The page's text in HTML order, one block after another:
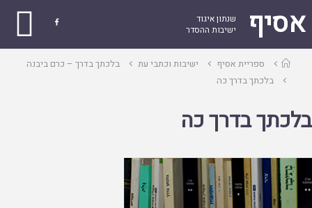
אסיף
שנתון איגוד
ישיבות ההסדר

עמוד
ראשי
ספריית אסיף ישיבות וכתבי עת
בלכתך בדרך – כרם ביבנה
בלכתך בדרך כה
בלכתך בדרך כה